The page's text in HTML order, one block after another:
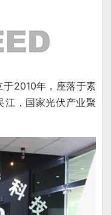
2010年，座落于素
，国家光伏产业聚